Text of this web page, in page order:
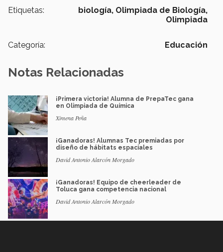
Etiquetas: biología, Olimpiada de Biología,
Olimpiada
Categoría: Educación
Notas Relacionadas
¡Primera victoria! Alumna de PrepaTec gana
en Olimpiada de Química
Ximena Peña
¡Ganadoras! Alumnas Tec premiadas por
diseño de hábitats espaciales
David Antonio Alarcón Morgado
¡Ganadoras! Equipo de cheerleader de
Toluca gana competencia nacional
David Antonio Alarcón Morgado